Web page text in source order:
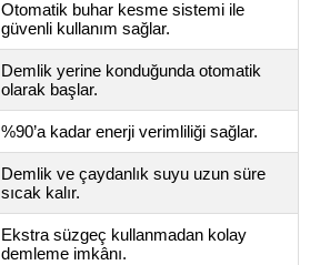
Otomatik buhar kesme sistemi ile
güvenli kullanım sağlar.
Demlik yerine konduğunda otomatik
olarak başlar.
%90’a kadar enerji verimliliği sağlar.
Demlik ve çaydanlık suyu uzun süre
sıcak kalır.
Ekstra süzgeç kullanmadan kolay
demleme imkânı.